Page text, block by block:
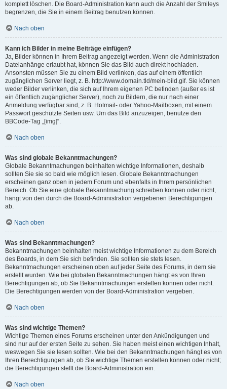
komplett löschen. Die Board-Administration kann auch die Anzahl der Smileys
begrenzen, die Sie in einem Beitrag benutzen können.
Nach oben
Kann ich Bilder in meine Beiträge einfügen?
Ja, Bilder können in Ihrem Beitrag angezeigt werden. Wenn die Administration
Dateianhänge erlaubt hat, können Sie das Bild auch direkt hochladen.
Ansonsten müssen Sie zu einem Bild verlinken, das auf einem öffentlich
zugänglichen Server liegt, z. B. http://www.domain.tld/mein-bild.gif. Sie können
weder Bilder verlinken, die sich auf Ihrem eigenen PC befinden (außer es ist
ein öffentlich zugänglicher Server), noch zu Bildern, die nur nach einer
Anmeldung verfügbar sind, z. B. Hotmail- oder Yahoo-Mailboxen, mit einem
Passwort geschützte Seiten usw. Um das Bild anzuzeigen, benutze den
BBCode-Tag „[img]“.
Nach oben
Was sind globale Bekanntmachungen?
Globale Bekanntmachungen beinhalten wichtige Informationen, deshalb
sollten Sie sie so bald wie möglich lesen. Globale Bekanntmachungen
erscheinen ganz oben in jedem Forum und ebenfalls in Ihrem persönlichen
Bereich. Ob Sie eine globale Bekanntmachung schreiben können oder nicht,
hängt von den durch die Board-Administration vergebenen Berechtigungen
ab.
Nach oben
Was sind Bekanntmachungen?
Bekanntmachungen beinhalten meist wichtige Informationen zu dem Bereich
des Boards, in dem Sie sich befinden. Sie sollten sie stets lesen.
Bekanntmachungen erscheinen oben auf jeder Seite des Forums, in dem sie
erstellt wurden. Wie bei globalen Bekanntmachungen hängt es von Ihren
Berechtigungen ab, ob Sie Bekanntmachungen erstellen können oder nicht.
Die Berechtigungen werden von der Board-Administration vergeben.
Nach oben
Was sind wichtige Themen?
Wichtige Themen eines Forums erscheinen unter den Ankündigungen und
sind nur auf der ersten Seite zu sehen. Sie haben meist einen wichtigen Inhalt,
weswegen Sie sie lesen sollten. Wie bei den Bekanntmachungen hängt es von
Ihren Berechtigungen ab, ob Sie wichtige Themen erstellen können oder nicht;
die Berechtigungen stellt die Board-Administration ein.
Nach oben